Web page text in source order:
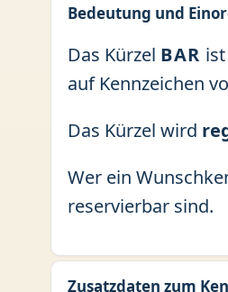
Bedeutung und
Das Kürzel BAR
auf Kennzeichen
Das Kürzel wird
Wer ein
reservierbar sind.
Zusatzdaten zum